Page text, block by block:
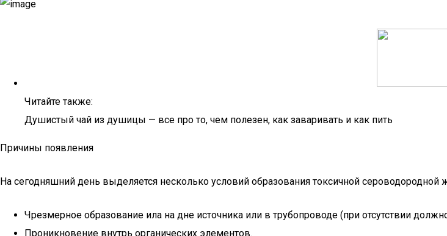
Читайте также:
Душистый чай из душицы — все про то, чем полезен, как заваривать и как пить
Причины появления
На сегодняшний день выделяется несколько условий образования токсичной сероводородной
Чрезмерное образование ила на дне источника или в трубопроводе (при отсутствии
Проникновение внутрь органических элементов.